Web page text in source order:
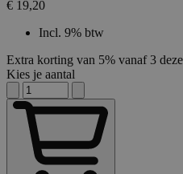
€ 19,20
Incl. 9% btw
Extra korting van 5% vanaf 3
Kies je aantal